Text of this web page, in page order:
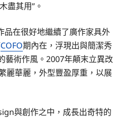
盡其用”。
品在很好地繼續了廣作家具外
COFO期內在，浮現出與簡潔秀
藝術作風。2007年顛末立異改
麗華麗，外型豐盈厚重，以展
與創作之中，成長出奇特的